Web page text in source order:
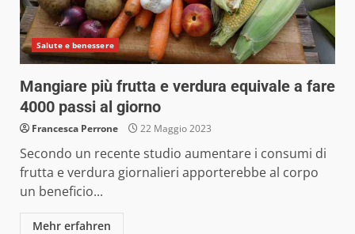
Salute e benessere
Mangiare più frutta e verdura equivale a fare
4000 passi al giorno
Francesca Perrone 22 Maggio 2023
Secondo un recente studio aumentare i consumi di
frutta e verdura giornalieri apporterebbe al corpo
un beneficio...
Mehr erfahren